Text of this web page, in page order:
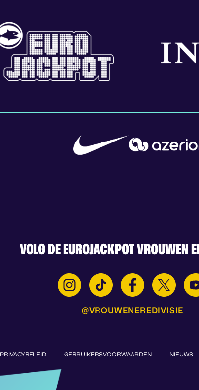
VOLG DE EUROJACKPOT VROUWEN
@VROUWENEREDIVISIE
PRIVACYBELEID GEBRUIKERSVOORWAARDEN NIEUWS